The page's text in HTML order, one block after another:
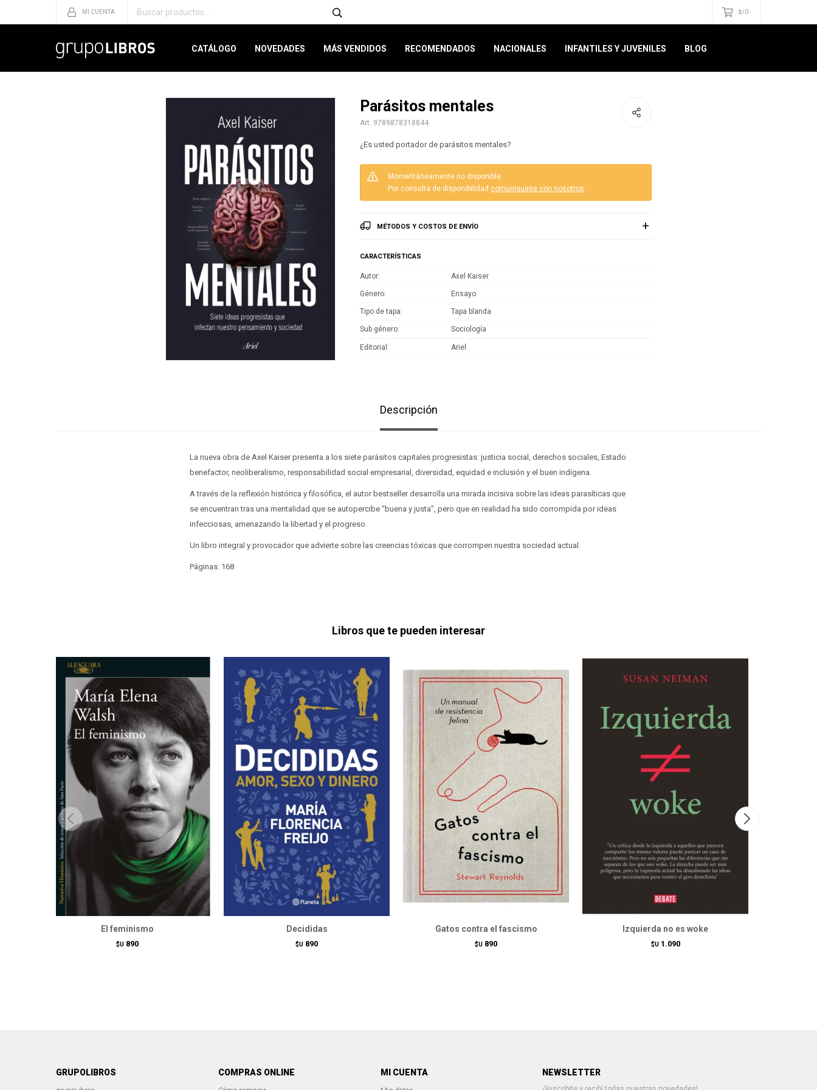
CATÁLOGO NOVEDADES MÁS VENDIDOS RECOMENDADOS NACIONALES INFANTILES Y JUVENILES BLOG
$U 0
Parásitos mentales
9789878318844
¿Es usted portador de parásitos mentales?
Momentáneamente no disponible.
Por consulta de disponibilidad comuníquese con nosotros.
MÉTODOS Y COSTOS DE ENVÍO
CARACTERÍSTICAS
Autor Axel Kaiser
Género Ensayo
Tipo de tapa Tapa blanda
Sub género Sociología
Editorial Ariel
Descripción
La nueva obra de Axel Kaiser presenta a los siete parásitos capitales progresistas: justicia social, derechos sociales, Estado
benefactor, neoliberalismo, responsabilidad social empresarial, diversidad, equidad e inclusión y el buen indígena.
A través de la reflexión histórica y filosófica, el autor bestseller desarrolla una mirada incisiva sobre las ideas parasíticas que
se encuentran tras una mentalidad que se autopercibe “buena y justa”, pero que en realidad ha sido corrompida por ideas
infecciosas, amenazando la libertad y el progreso.
Un libro integral y provocador que advierte sobre las creencias tóxicas que corrompen nuestra sociedad actual.
Páginas: 168
Libros que te pueden interesar
El feminismo
$U 890
Decididas
$U 890
Gatos contra el fascismo
$U 890
Izquierda no es woke
$U 1.090
GRUPOLIBROS COMPRAS ONLINE MI CUENTA NEWSLETTER